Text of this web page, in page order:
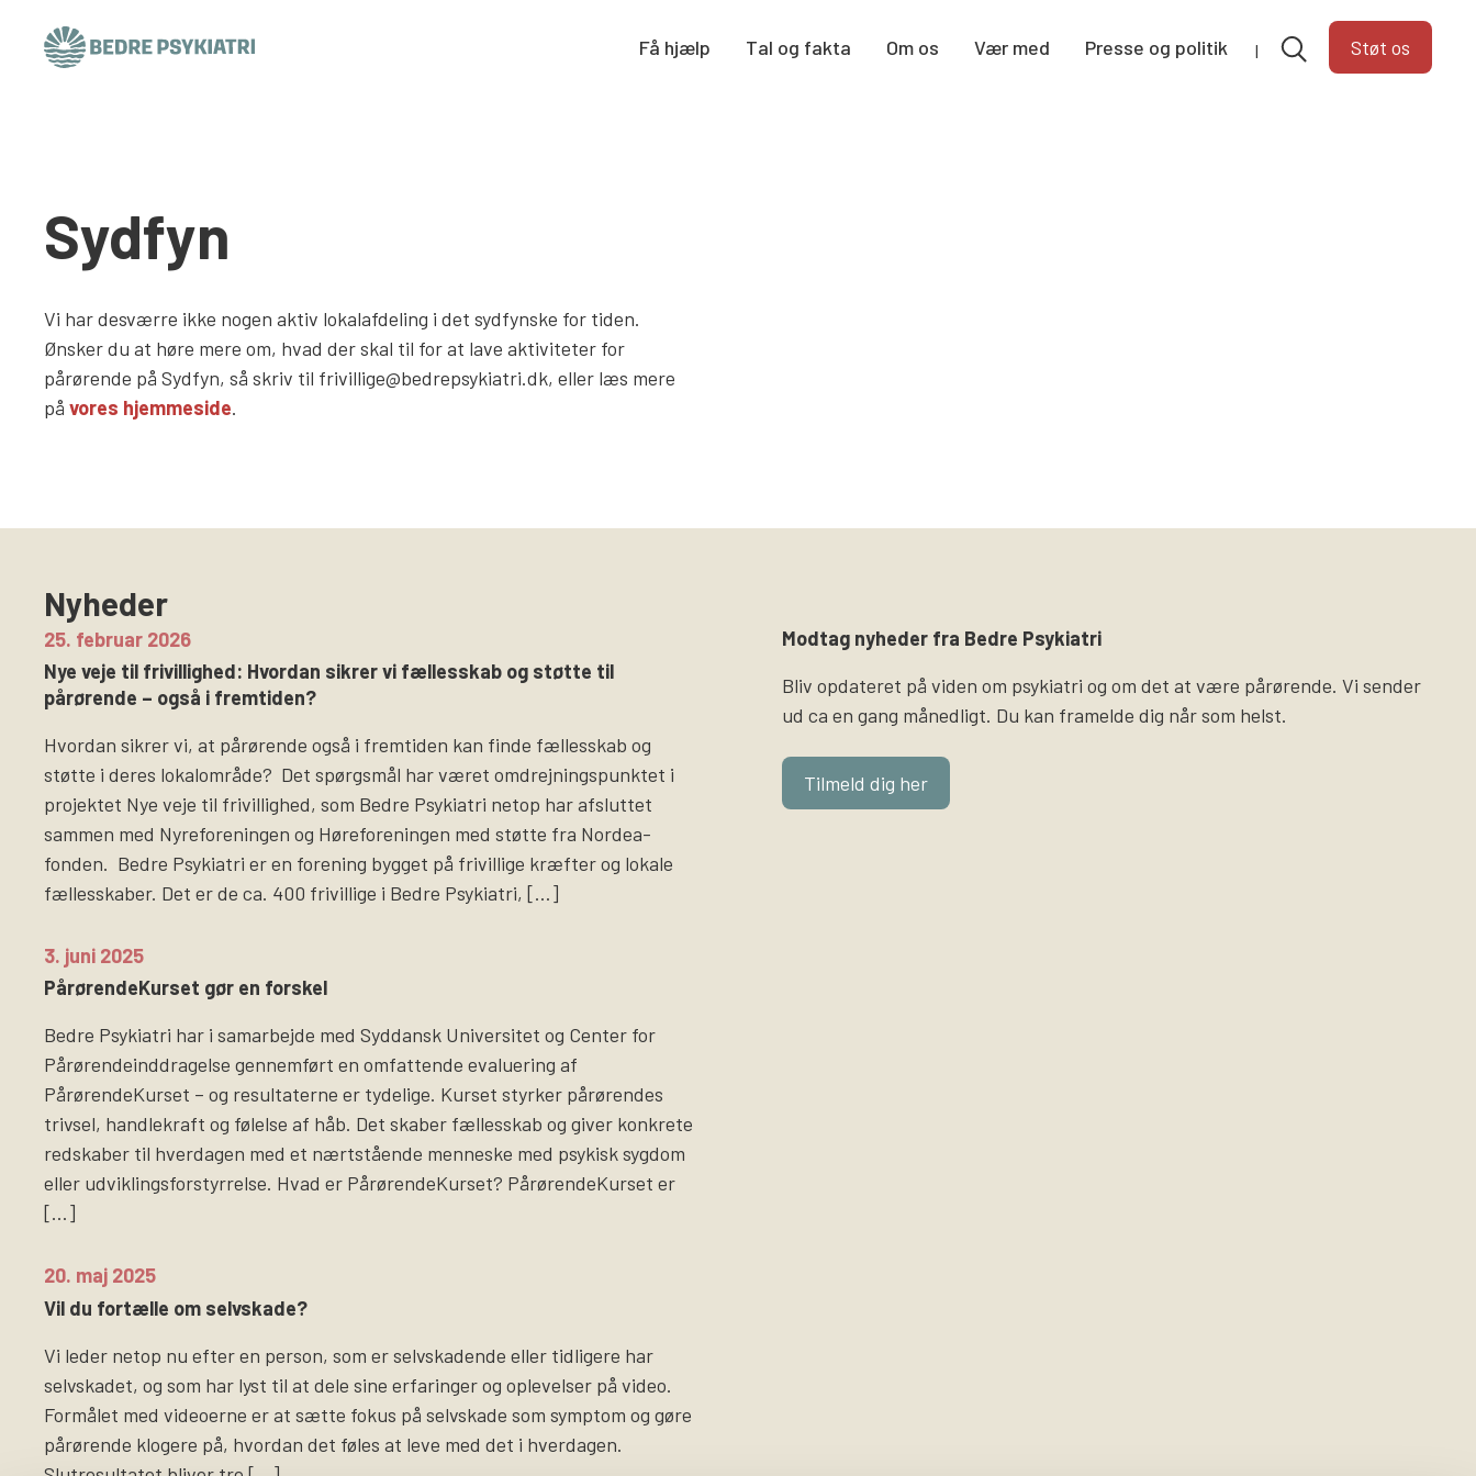
Få hjælp Tal og fakta Om os Vær med Presse og politik Støt os
Sydfyn
Vi har desværre ikke nogen aktiv lokalafdeling i det sydfynske for tiden.
Ønsker du at høre mere om, hvad der skal til for at lave aktiviteter for
pårørende på Sydfyn, så skriv til frivillige@bedrepsykiatri.dk, eller læs mere
på vores hjemmeside.
Nyheder
25. februar 2026
Nye veje til frivillighed: Hvordan sikrer vi fællesskab og støtte til
pårørende – også i fremtiden?
Hvordan sikrer vi, at pårørende også i fremtiden kan finde fællesskab og
støtte i deres lokalområde? Det spørgsmål har været omdrejningspunktet i
projektet Nye veje til frivillighed, som Bedre Psykiatri netop har afsluttet
sammen med Nyreforeningen og Høreforeningen med støtte fra Nordea-
fonden. Bedre Psykiatri er en forening bygget på frivillige kræfter og lokale
fællesskaber. Det er de ca. 400 frivillige i Bedre Psykiatri, […]
3. juni 2025
PårørendeKurset gør en forskel
Bedre Psykiatri har i samarbejde med Syddansk Universitet og Center for
Pårørendeinddragelse gennemført en omfattende evaluering af
PårørendeKurset – og resultaterne er tydelige. Kurset styrker pårørendes
trivsel, handlekraft og følelse af håb. Det skaber fællesskab og giver konkrete
redskaber til hverdagen med et nærtstående menneske med psykisk sygdom
eller udviklingsforstyrrelse. Hvad er PårørendeKurset? PårørendeKurset er
[…]
20. maj 2025
Vil du fortælle om selvskade?
Vi leder netop nu efter en person, som er selvskadende eller tidligere har
selvskadet, og som har lyst til at dele sine erfaringer og oplevelser på video.
Formålet med videoerne er at sætte fokus på selvskade som symptom og gøre
pårørende klogere på, hvordan det føles at leve med det i hverdagen.
Modtag nyheder fra Bedre Psykiatri
Bliv opdateret på viden om psykiatri og om det at være pårørende. Vi sender
ud ca en gang månedligt. Du kan framelde dig når som helst.
Tilmeld dig her